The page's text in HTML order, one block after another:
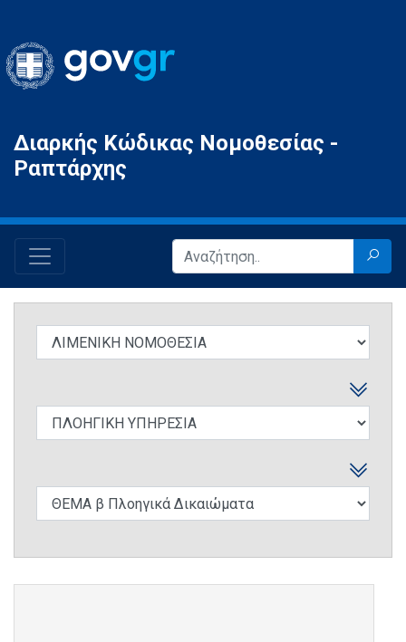
Gov.gr
Διαρκής Κώδικας Νομοθεσίας -
Ραπτάρχης